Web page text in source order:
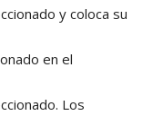
y coloca su
en el
Los